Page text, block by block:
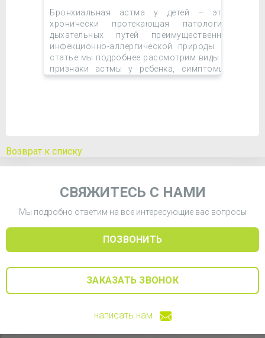
Бронхиальная астма у детей – это
хронически протекающая патология
дыхательных путей преимущественно
инфекционно-аллергической природы. В
статье мы подробнее рассмотрим виды и
признаки астмы у ребенка, симптомы,
причины возникновения астмы у ребенка,
Возврат к списку
СВЯЖИТЕСЬ С НАМИ
Мы подробно ответим на все интересующие вас вопросы
ПОЗВОНИТЬ
ЗАКАЗАТЬ ЗВОНОК
написать нам